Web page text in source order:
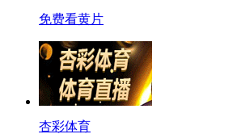
免费看黄片
杏彩体育